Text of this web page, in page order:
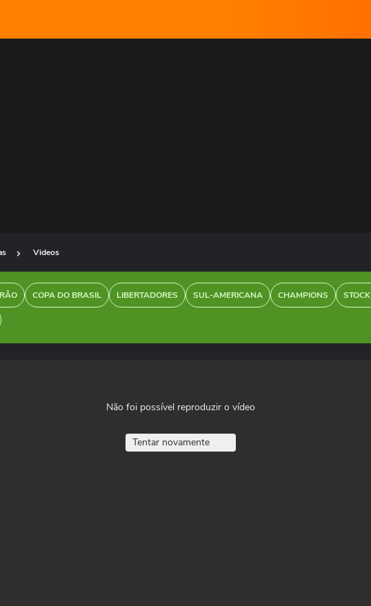
Videos
COPA DO BRASIL LIBERTADORES SUL-AMERICANA CHAMPIONS
Não foi possível reproduzir o vídeo
Tentar novamente